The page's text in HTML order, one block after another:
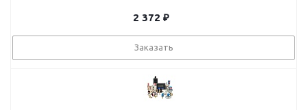
2 372 ₽
Заказать